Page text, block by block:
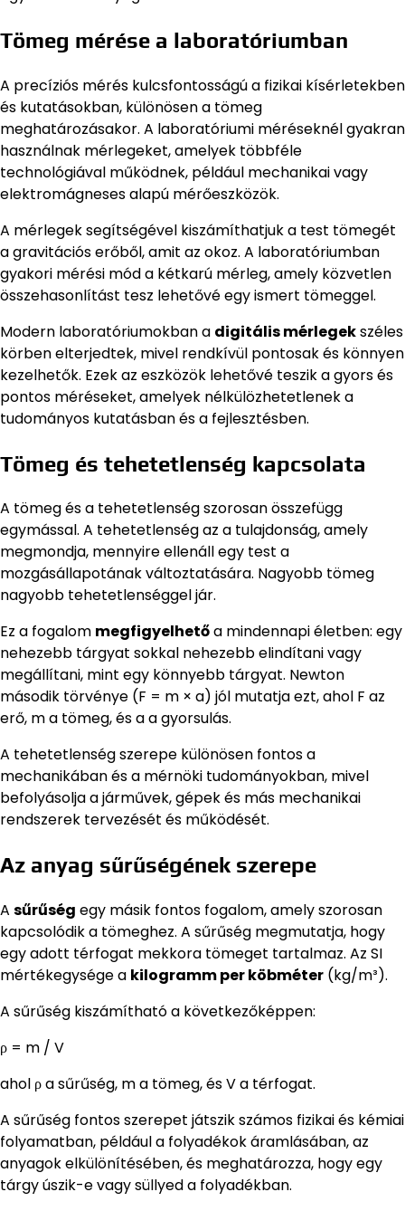
Tömeg mérése a laboratóriumban
A precíziós mérés kulcsfontosságú a fizikai kísérletekben
és kutatásokban, különösen a tömeg
meghatározásakor. A laboratóriumi méréseknél gyakran
használnak mérlegeket, amelyek többféle
technológiával működnek, például mechanikai vagy
elektromágneses alapú mérőeszközök.
A mérlegek segítségével kiszámíthatjuk a test tömegét
a gravitációs erőből, amit az okoz. A laboratóriumban
gyakori mérési mód a kétkarú mérleg, amely közvetlen
összehasonlítást tesz lehetővé egy ismert tömeggel.
Modern laboratóriumokban a digitális mérlegekszéles
körben elterjedtek, mivel rendkívül pontosak és könnyen
kezelhetők. Ezek az eszközök lehetővé teszik a gyors és
pontos méréseket, amelyek nélkülözhetetlenek a
tudományos kutatásban és a fejlesztésben.
Tömeg és tehetetlenség kapcsolata
A tömeg és a tehetetlenség szorosan összefügg
egymással. A tehetetlenség az a tulajdonság, amely
megmondja, mennyire ellenáll egy test a
mozgásállapotának változtatására. Nagyobb tömeg
nagyobb tehetetlenséggel jár.
Ez a fogalom megfigyelhetőa mindennapi életben: egy
nehezebb tárgyat sokkal nehezebb elindítani vagy
megállítani, mint egy könnyebb tárgyat. Newton
második törvénye (F = m × a) jól mutatja ezt, ahol F az
erő, m a tömeg, és a a gyorsulás.
A tehetetlenség szerepe különösen fontos a
mechanikában és a mérnöki tudományokban, mivel
befolyásolja a járművek, gépek és más mechanikai
rendszerek tervezését és működését.
Az anyag sűrűségének szerepe
A sűrűség egy másik fontos fogalom, amely szorosan
kapcsolódik a tömeghez. A sűrűség megmutatja, hogy
egy adott térfogat mekkora tömeget tartalmaz. Az SI
mértékegysége a kilogramm per köbméter (kg/m³).
A sűrűség kiszámítható a következőképpen:
ρ = m / V
ahol ρ a sűrűség, m a tömeg, és V a térfogat.
A sűrűség fontos szerepet játszik számos fizikai és kémiai
folyamatban, például a folyadékok áramlásában, az
anyagok elkülönítésében, és meghatározza, hogy egy
tárgy úszik-e vagy süllyed a folyadékban.